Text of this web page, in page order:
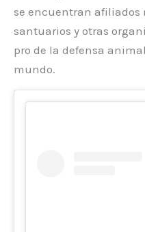
se encuentran afiliados
santuarios y otras
pro de la defensa
mundo.